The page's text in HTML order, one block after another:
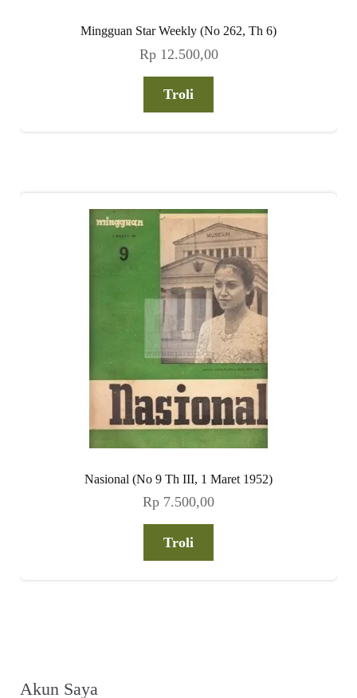
Mingguan Star Weekly (No 262, Th 6)
Rp12.500,00
Troli
Nasional (No 9 Th III, 1 Maret 1952)
Rp 7.500,00
Troli
Akun Saya